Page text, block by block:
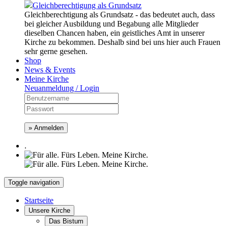
Gleichberechtigung als Grundsatz
Gleichberechtigung als Grundsatz - das bedeutet auch, dass
bei gleicher Ausbildung und Begabung alle Mitglieder
dieselben Chancen haben, ein geistliches Amt in unserer
Kirche zu bekommen. Deshalb sind bei uns hier auch Frauen
sehr gerne gesehen.
Shop
News & Events
Meine Kirche
Neuanmeldung / Login
» Anmelden
.
Toggle navigation
Startseite
Unsere Kirche
Das Bistum